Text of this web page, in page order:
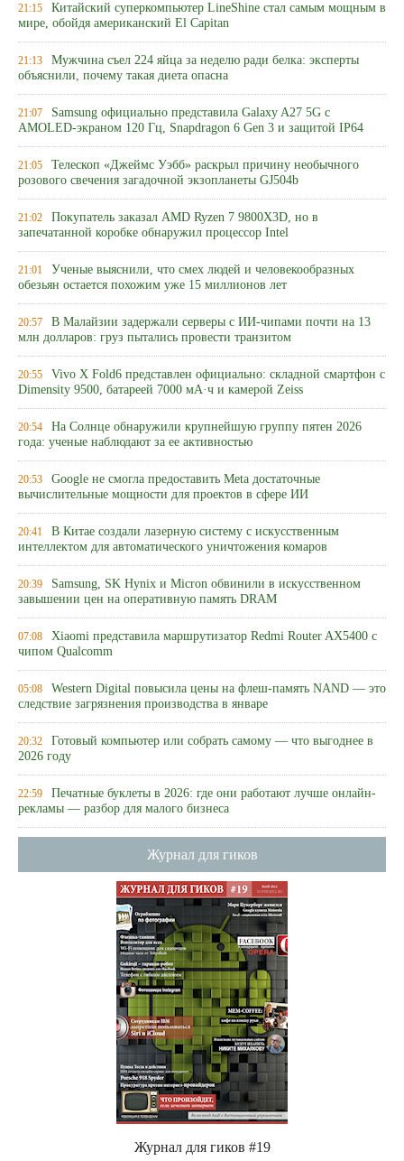
21:15 Китайский суперкомпьютер LineShine стал самым мощным в
мире, обойдя американский El Capitan
21:13 Мужчина съел 224 яйца за неделю ради белка: эксперты
объяснили, почему такая диета опасна
21:07 Samsung официально представила Galaxy A27 5G с
AMOLED-экраном 120 Гц, Snapdragon 6 Gen 3 и защитой IP64
21:05 Телескоп «Джеймс Уэбб» раскрыл причину необычного
розового свечения загадочной экзопланеты GJ504b
21:02 Покупатель заказал AMD Ryzen 7 9800X3D, но в
запечатанной коробке обнаружил процессор Intel
21:01 Ученые выяснили, что смех людей и человекообразных
обезьян остается похожим уже 15 миллионов лет
20:57 В Малайзии задержали серверы с ИИ-чипами почти на 13
млн долларов: груз пытались провести транзитом
20:55 Vivo X Fold6 представлен официально: складной смартфон с
Dimensity 9500, батареей 7000 мА·ч и камерой Zeiss
20:54 На Солнце обнаружили крупнейшую группу пятен 2026
года: ученые наблюдают за ее активностью
20:53 Google не смогла предоставить Meta достаточные
вычислительные мощности для проектов в сфере ИИ
20:41 В Китае создали лазерную систему с искусственным
интеллектом для автоматического уничтожения комаров
20:39 Samsung, SK Hynix и Micron обвинили в искусственном
завышении цен на оперативную память DRAM
07:08 Xiaomi представила маршрутизатор Redmi Router AX5400 с
чипом Qualcomm
05:08 Western Digital повысила цены на флеш-память NAND — это
следствие загрязнения производства в январе
20:32 Готовый компьютер или собрать самому — что выгоднее в
2026 году
22:59 Печатные буклеты в 2026: где они работают лучше онлайн-
рекламы — разбор для малого бизнеса
Журнал для гиков
Журнал для гиков #19